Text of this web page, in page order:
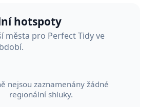
hotspoty
města pro Perfect Tidy ve
nejsou zaznamenány žádné
regionální shluky.